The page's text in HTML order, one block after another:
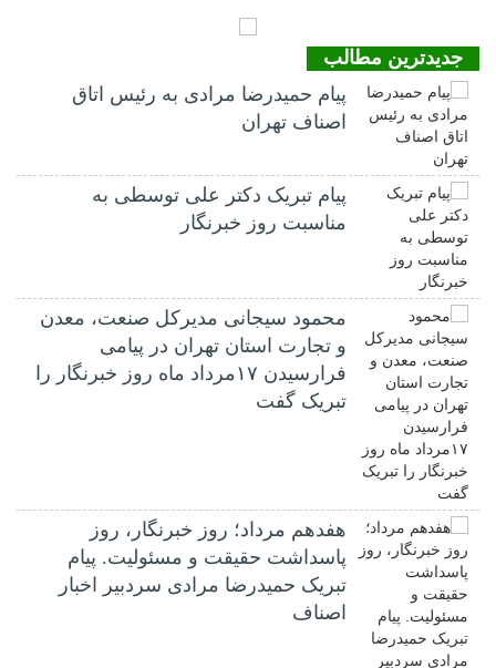
جدیدترین مطالب
پیام حمیدرضا مرادی به رئیس اتاق
اصناف تهران
پیام تبریک دکتر علی توسطی به
مناسبت روز خبرنگار
محمود سیجانی مدیرکل صنعت، معدن
و تجارت استان تهران در پیامی
فرارسیدن ۱۷مرداد ماه روز خبرنگار را
تبریک گفت
هفدهم مرداد؛ روز خبرنگار، روز
پاسداشت حقیقت و مسئولیت. پیام
تبریک حمیدرضا مرادی سردبیر اخبار
اصناف